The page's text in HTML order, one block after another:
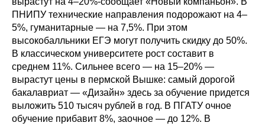
ПНИПУ технические направления подорожают на 4–
5%, гуманитарные — на 7,5%. При этом
высокобалльники ЕГЭ могут получить скидку до 50%.
В классическом университете рост составит в
среднем 11%. Сильнее всего — на 15–20% —
вырастут цены в пермской Вышке: самый дорогой
бакалавриат — «Дизайн» здесь за обучение придется
выложить 510 тысяч рублей в год. В ПГАТУ очное
обучение прибавит 8%, заочное — до 12%. В